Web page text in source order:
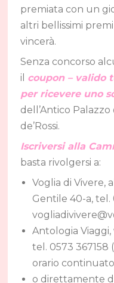
premiata con un
altri bellissimi
vincerà.
Senza concorso
il coupon – valido
per ricevere uno
dell’Antico Palazzo
de’Rossi.
Iscriversi alla
basta rivolgersi a:
Voglia di Vivere,
Gentile 40-a, tel.
Antologia
tel. 0573
orario
o direttamente